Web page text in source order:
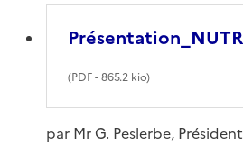
(PDF- 865.2 kio)
par Mr G. Peslerbe,